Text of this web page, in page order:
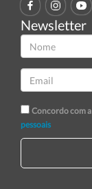
Newsletter
Concordo com a
pessoais